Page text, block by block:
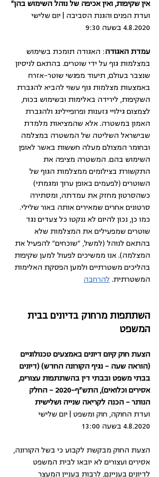
אין שקיפות, ואין אכיפה של נוהל השימוש בהן"
ועדת הפנים והגנת הסביבה | יום שלישי
4.8.2020 בשעה 9:30
עמדת האגודה: האגודה תומכת בשימוש
במצלמות גוף על ידי שוטרים. בהתאם לניסיון
שנצבר בעולם, תיעוד מפגשי שוטר-אזרח
באמצעות מצלמות גוף עשוי להביא להגברת
השקיפות, לירידה באלימות ובשימוש בכוח,
לצמצום גילויי גזענות ופרופיילינג ולהגברת
האמון במשטרה. אלא שהמציאות מלמדת
שבישראל השליטה של המשטרה במצלמה
ובחומר המצולם מעלה חששות באשר לאופן
השימוש בהם. המשטרה מציפה את
התקשורת בצילומים ממצלמות הגוף של
השוטרים (לפעמים באופן ערוך ומגמתי)
כשהסרטון מחזק את עמדתה, ומסתירה
סרטונים אחרים שמאירים אותה באור שלילי.
כמו כן, נכון להיום לא ננקטו כל צעדים נגד
שוטרים שמפעילים את המצלמות שלא
בהתאם לנוהל (למשל, "שוכחים" להפעיל את
המצלמה). אנו ממשיכים לפעול למען שקיפות
בהליכים משטרתיים ולמען הפסקת האלימות
המשטרתית. להרחבה
השתתפות מרחוק בדיונים בבית
המשפט
הצעת חוק קיום דיונים באמצעים טכנולוגיים
(הוראה שעה - נגיף הקורונה החדש) (דיונים
בבתי משפט ובבתי דין בהשתתפות עצורים,
אסירים וכלואים), התש"ף-2020 - החלק
הנותר - הכנה לקריאה שנייה ושלישית
ועדת החוקה, חוק ומשפט | יום שלישי
4.8.2020 בשעה 13:00
הצעת החוק מבקשת לקבוע כי בשל הקורונה,
אסירים ועצורים לא יובאו לבית המשפט
לדיונים בעניינם, לרבות בעניין המעצר